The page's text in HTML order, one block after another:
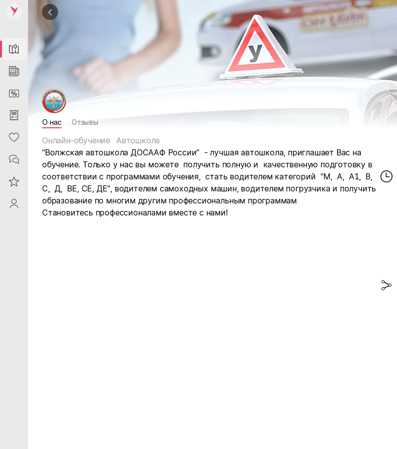
Map
News
DiscountCard
Purchases
Heart
Contacts
Reviews
ProfileSaby
О нас Отзывы
Онлайн-обучение
Автошкола
"Волжская автошкола ДОСААФ России" - лучшая автошкола, приглашает Вас на
обучение. Только у нас вы можете получить полную и качественную подготовку в
соответствии с программами обучения, стать водителем категорий "М, А, А1, В,
С, Д, ВЕ, СЕ, ДЕ", водителем самоходных машин, водителем погрузчика и получить
образование по многим другим профессиональным программам
Становитесь профессионалами вместе с нами!